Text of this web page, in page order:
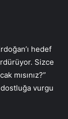
hedef
Sizce
mısınız?”
dostluğa vurgu